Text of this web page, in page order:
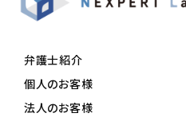
弁護士紹介
個人のお客様
法人のお客様